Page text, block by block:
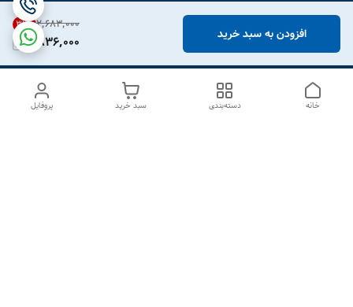
۲٬۶۸۳٬۰۰۰ 31%
1,836,000 افزودن به سبد خرید
پروفایل سبد خرید دسته‌بندی خانه